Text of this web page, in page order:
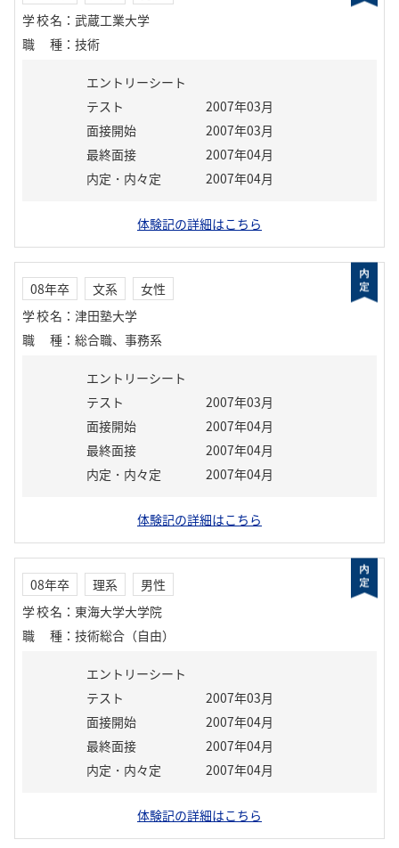
学校名 ： 武蔵工業大学
職種 ： 技術
エントリーシート
テスト
2007年03月
面接開始
2007年03月
最終面接
2007年04月
内定・内々定
2007年04月
体験記の詳細はこちら
08年卒 文系
女性
学校名 ： 津田塾大学
職種 ： 総合職、事務系
エントリーシート
テスト
2007年03月
面接開始
2007年04月
最終面接
2007年04月
内定・内々定
2007年04月
体験記の詳細はこちら
08年卒 理系
男性
学校名 ： 東海大学大学院
職種 ： 技術総合（自由）
エントリーシート
テスト
2007年03月
面接開始
2007年04月
最終面接
2007年04月
内定・内々定
2007年04月
体験記の詳細はこちら